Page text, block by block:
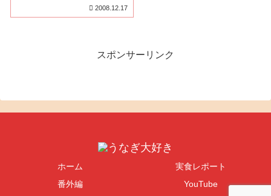
2008.12.17
スポンサーリンク
ホーム
実食レポート
番外編
YouTube